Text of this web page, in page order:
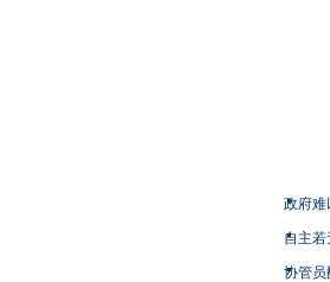
政府难
自主
协管员